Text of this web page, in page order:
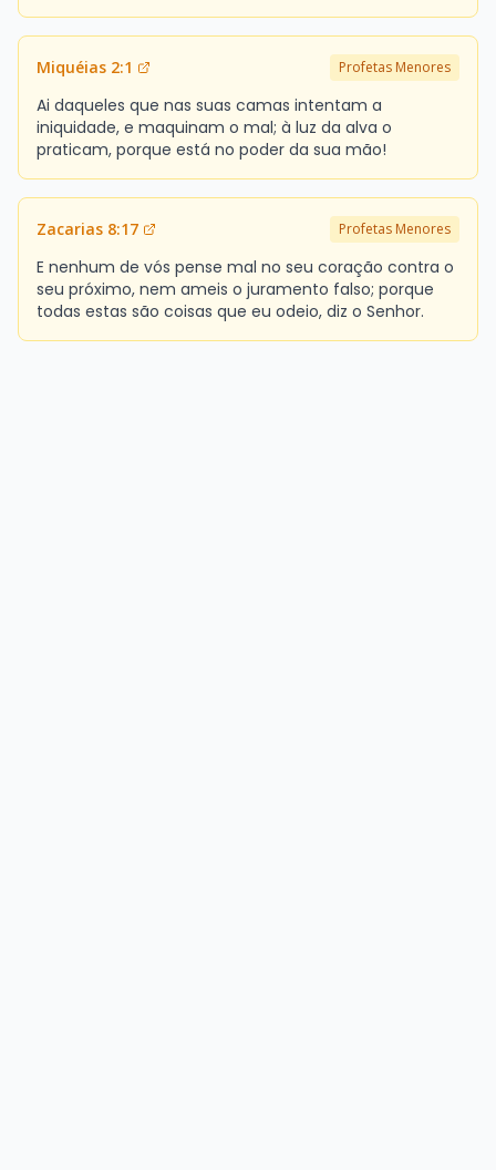
Miquéias 2:1 Profetas Menores
Ai daqueles que nas suas camas intentam a
iniquidade, e maquinam o mal; à luz da alva o
praticam, porque está no poder da sua mão!
Zacarias 8:17 Profetas Menores
E nenhum de vós pense mal no seu coração contra o
seu próximo, nem ameis o juramento falso; porque
todas estas são coisas que eu odeio, diz o Senhor.